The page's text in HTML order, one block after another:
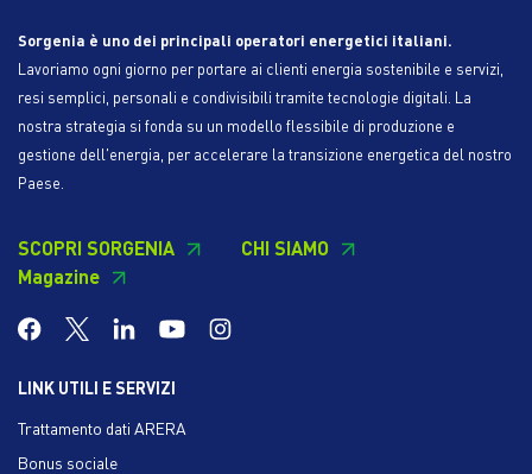
Sorgenia è uno dei principali operatori energetici italiani.
Lavoriamo ogni giorno per portare ai clienti energia sostenibile e servizi,
resi semplici, personali e condivisibili tramite tecnologie digitali. La
nostra strategia si fonda su un modello flessibile di produzione e
gestione dell'energia, per accelerare la transizione energetica del nostro
Paese.
SCOPRI SORGENIA
CHI SIAMO
Magazine
LINK UTILI E SERVIZI
Trattamento dati ARERA
Bonus sociale